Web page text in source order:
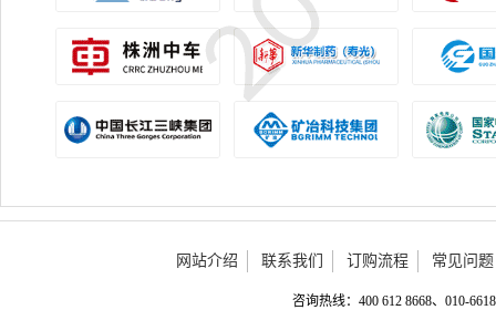
网站介绍 联系我们 订购流程 常见问题
咨询热线：400 612 8668、010-